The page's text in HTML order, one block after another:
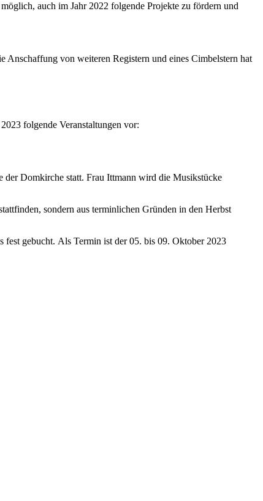
auch im Jahr 2022 folgende Projekte zu fördern und
Anschaffung von weiteren Registern und eines Cimbelstern hat
folgende Veranstaltungen vor:
der Domkirche statt. Frau Ittmann wird die Musikstücke
sondern aus terminlichen Gründen in den Herbst
fest gebucht. Als Termin ist der05. bis 09. Oktober 2023